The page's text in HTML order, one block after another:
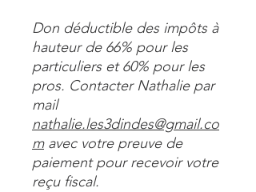
Don déductible des impôts à
hauteur de 66% pour les
particuliers et 60% pour les
pros. Contacter Nathalie par
mail
nathalie.les3dindes@gmail.co
mavec votre preuve de
paiement pour recevoir votre
reçu fiscal.